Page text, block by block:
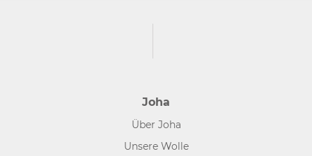
Joha
Über Joha
Unsere Wolle